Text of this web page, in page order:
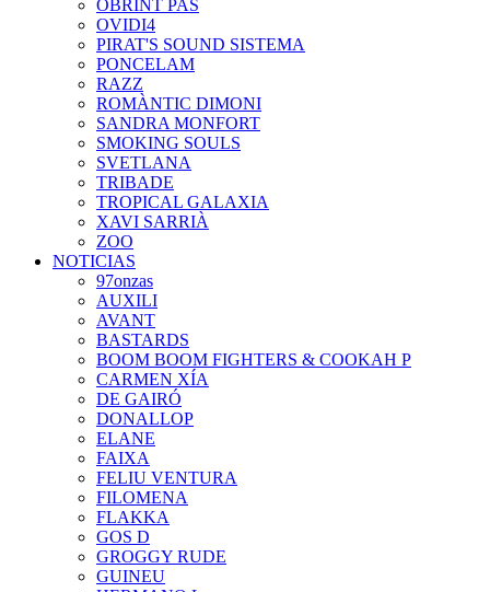
OBRINT PAS
OVIDI4
PIRAT'S SOUND SISTEMA
PONCELAM
RAZZ
ROMÀNTIC DIMONI
SANDRA MONFORT
SMOKING SOULS
SVETLANA
TRIBADE
TROPICAL GALAXIA
XAVI SARRIÀ
ZOO
NOTICIAS
97onzas
AUXILI
AVANT
BASTARDS
BOOM BOOM FIGHTERS & COOKAH P
CARMEN XÍA
DE GAIRÓ
DONALLOP
ELANE
FAIXA
FELIU VENTURA
FILOMENA
FLAKKA
GOS D
GROGGY RUDE
GUINEU